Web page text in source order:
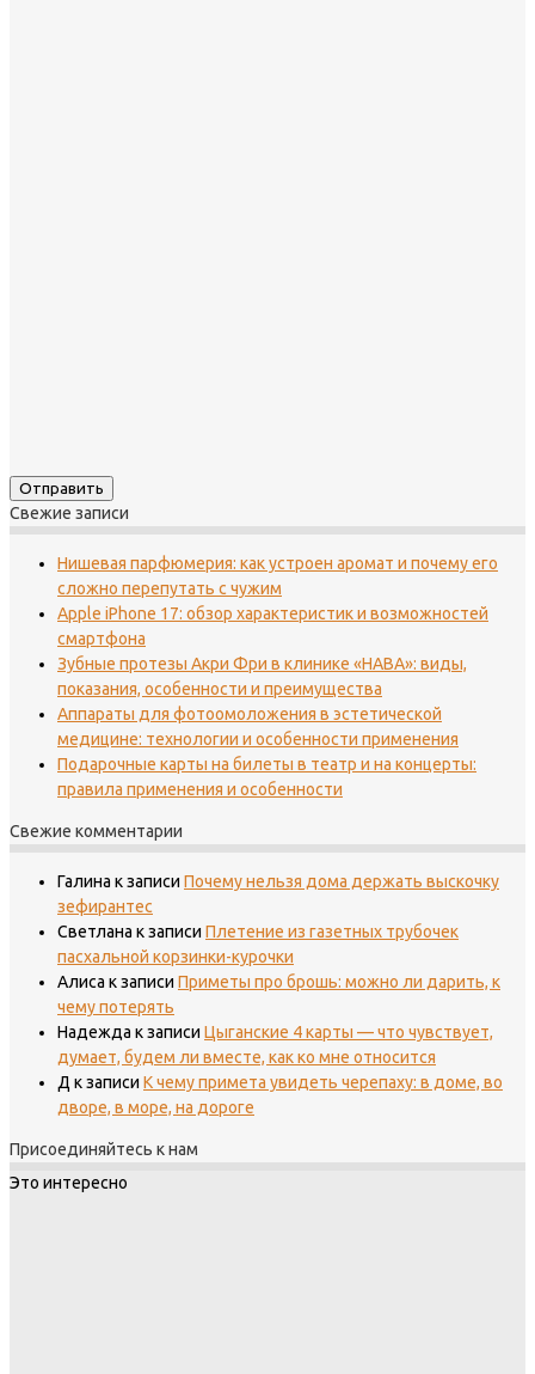
Свежие записи
Нишевая парфюмерия: как устроен аромат и почему его
сложно перепутать с чужим
Apple iPhone 17: обзор характеристик и возможностей
смартфона
Зубные протезы Акри Фри в клинике «НАВА»: виды,
показания, особенности и преимущества
Аппараты для фотоомоложения в эстетической
медицине: технологии и особенности применения
Подарочные карты на билеты в театр и на концерты:
правила применения и особенности
Свежие комментарии
Галина к записи Почему нельзя дома держать выскочку
зефирантес
Светлана к записи Плетение из газетных трубочек
пасхальной корзинки-курочки
Алиса к записи Приметы про брошь: можно ли дарить, к
чему потерять
Надежда к записи Цыганские 4 карты — что чувствует,
думает, будем ли вместе, как ко мне относится
Д к записи К чему примета увидеть черепаху: в доме, во
дворе, в море, на дороге
Присоединяйтесь к нам
Это интересно